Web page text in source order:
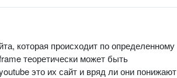
которая происходит по определенному
теоретически может быть
это их сайт и вряд ли они понижают